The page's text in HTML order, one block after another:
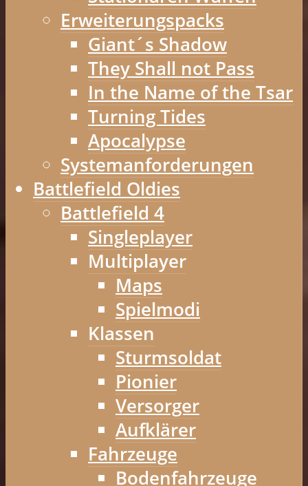
Erweiterungspacks
Giant´s Shadow
They Shall not Pass
In the Name of the Tsar
Turning Tides
Apocalypse
Systemanforderungen
Battlefield Oldies
Battlefield 4
Singleplayer
Multiplayer
Maps
Spielmodi
Klassen
Sturmsoldat
Pionier
Versorger
Aufklärer
Fahrzeuge
Bodenfahrzeuge